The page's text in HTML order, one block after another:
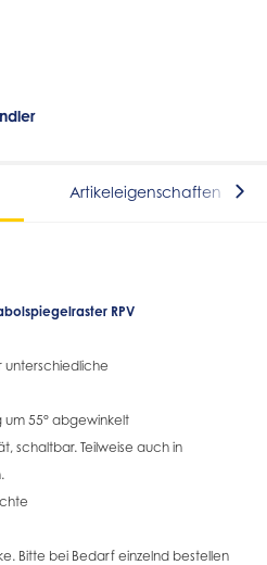
Artikeleigenschaften
RPV
unterschiedliche
um 55° abgewinkelt
schaltbar. Teilweise auch in
Bitte bei Bedarf einzelnd bestellen